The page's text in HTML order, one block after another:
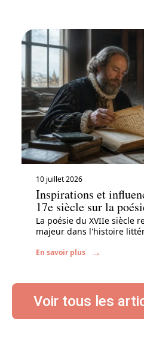
10 juillet 2026
Inspirations et
17e siècle sur la
La poésie du XVIIe siècle
majeur dans l'histoire
En savoir plus
Voir tous les